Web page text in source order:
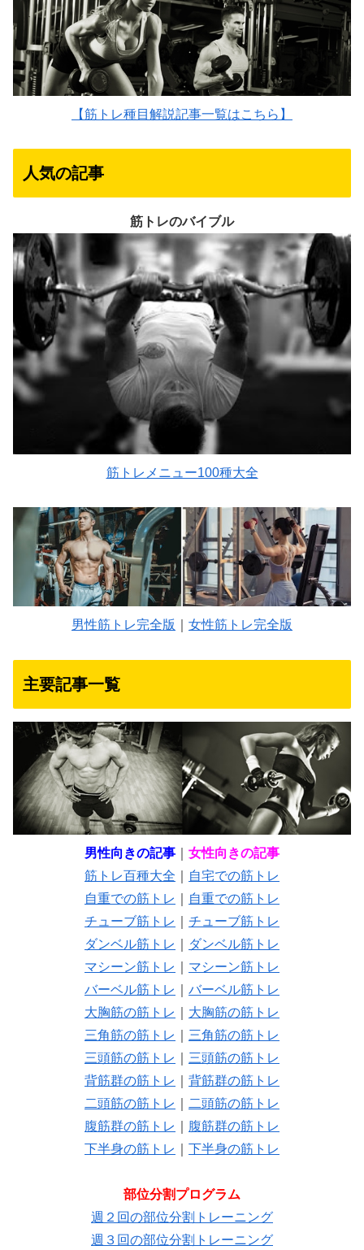
【筋トレ種目解説記事一覧はこちら】
人気の記事
筋トレのバイブル
筋トレメニュー100種大全
男性筋トレ完全版 女性筋トレ完全版
主要記事一覧
男性向きの記事
女性向きの記事
筋トレ百種大全
自宅での筋トレ
自重での筋トレ
自重での筋トレ
チューブ筋トレ
チューブ筋トレ
ダンベル筋トレ
ダンベル筋トレ
マシーン筋トレ
マシーン筋トレ
バーベル筋トレ
バーベル筋トレ
大胸筋の筋トレ
大胸筋の筋トレ
三角筋の筋トレ
三角筋の筋トレ
三頭筋の筋トレ
三頭筋の筋トレ
背筋群の筋トレ
背筋群の筋トレ
二頭筋の筋トレ
二頭筋の筋トレ
腹筋群の筋トレ
腹筋群の筋トレ
下半身の筋トレ
下半身の筋トレ
部位分割プログラム
週２回の部位分割トレーニング
週３回の部位分割トレーニング